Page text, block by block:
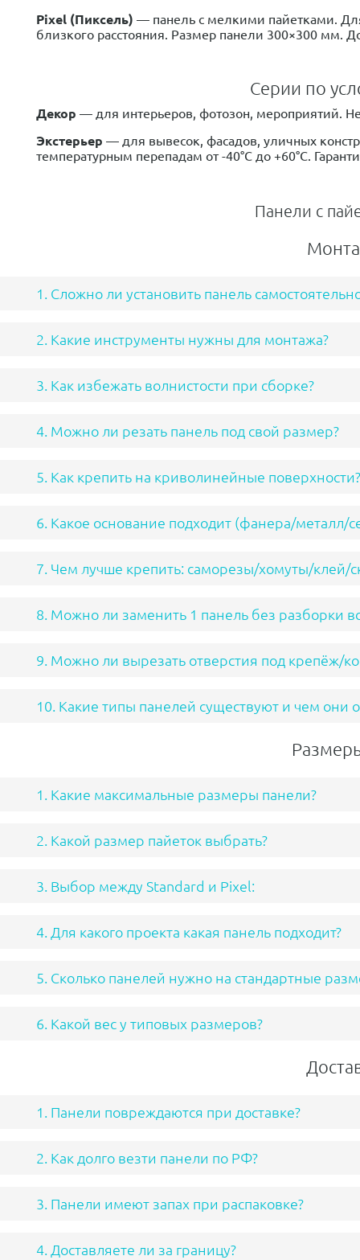
Pixel (Пиксель) — панель с мелкими пайетками.
близкого расстояния. Размер панели 300×300 мм.
Серии по
Декор — для интерьеров, фотозон, мероприятий.
Экстерьер — для вывесок, фасадов, уличных
температурным перепадам от -40°C до +60°C.
Панели с
1. Сложно ли установить панель
2. Какие инструменты нужны для монтажа?
3. Как избежать волнистости при сборке?
4. Можно ли резать панель под свой размер?
5. Как крепить на криволинейные поверхности?
6. Какое основание подходит (фанера/металл/
7. Чем лучше крепить: саморезы/хомуты/клей/
8. Можно ли заменить 1 панель без разборки
9. Можно ли вырезать отверстия под крепёж/
10. Какие типы панелей существуют и чем они
1. Какие максимальные размеры панели?
2. Какой размер пайеток выбрать?
3. Выбор между Standard и Pixel:
4. Для какого проекта какая панель подходит?
5. Сколько панелей нужно на стандартные
6. Какой вес у типовых размеров?
1. Панели повреждаются при доставке?
2. Как долго везти панели по РФ?
3. Панели имеют запах при распаковке?
4. Доставляете ли за границу?